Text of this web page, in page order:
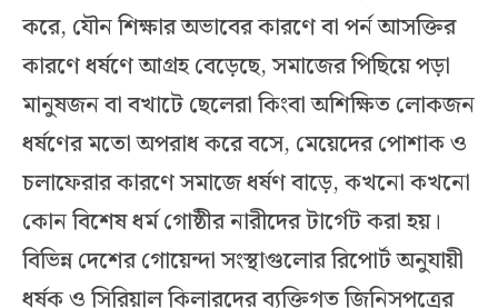
করে, যৌন শিক্ষার অভাবের কারণে বা পর্ন আসক্তির
কারণে ধর্ষণে আগ্রহ বেড়েছে, সমাজের পিছিয়ে পড়া
মানুষজন বা বখাটে ছেলেরা কিংবা অশিক্ষিত লোকজন
ধর্ষণের মতো অপরাধ করে বসে, মেয়েদের পোশাক ও
চলাফেরার কারণে সমাজে ধর্ষণ বাড়ে, কখনো কখনো
কোন বিশেষ ধর্ম গোষ্ঠীর নারীদের টার্গেট করা হয়।
বিভিন্ন দেশের গোয়েন্দা সংস্থাগুলোর রিপোর্ট অনুযায়ী
ধর্ষক ও সিরিয়াল কিলারদের ব্যক্তিগত জিনিসপত্রের